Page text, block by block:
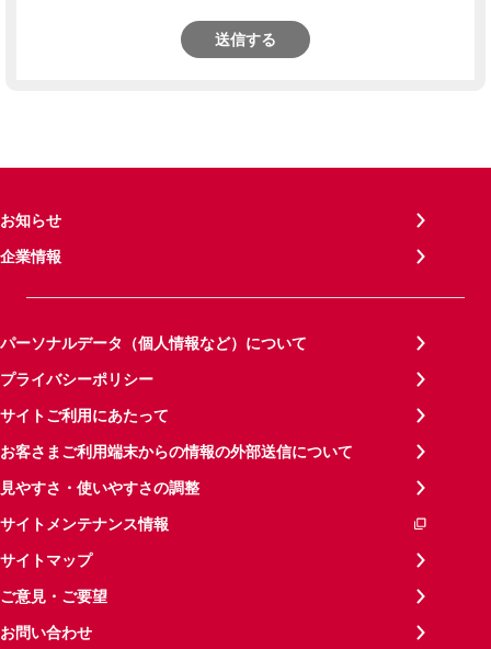
送信する
お知らせ
企業情報
パーソナルデータ（個人情報など）について
プライバシーポリシー
サイトご利用にあたって
お客さまご利用端末からの情報の外部送信について
見やすさ・使いやすさの調整
サイトメンテナンス情報
サイトマップ
ご意見・ご要望
お問い合わせ